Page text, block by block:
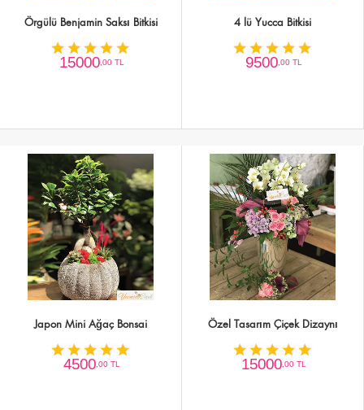
Örgülü Benjamin Saksı Bitkisi
15000,00 TL
4 lü Yucca Bitkisi
9500,00 TL
Japon Mini Ağaç Bonsai
4500,00 TL
Özel Tasarım Çiçek Dizaynı
15000,00 TL